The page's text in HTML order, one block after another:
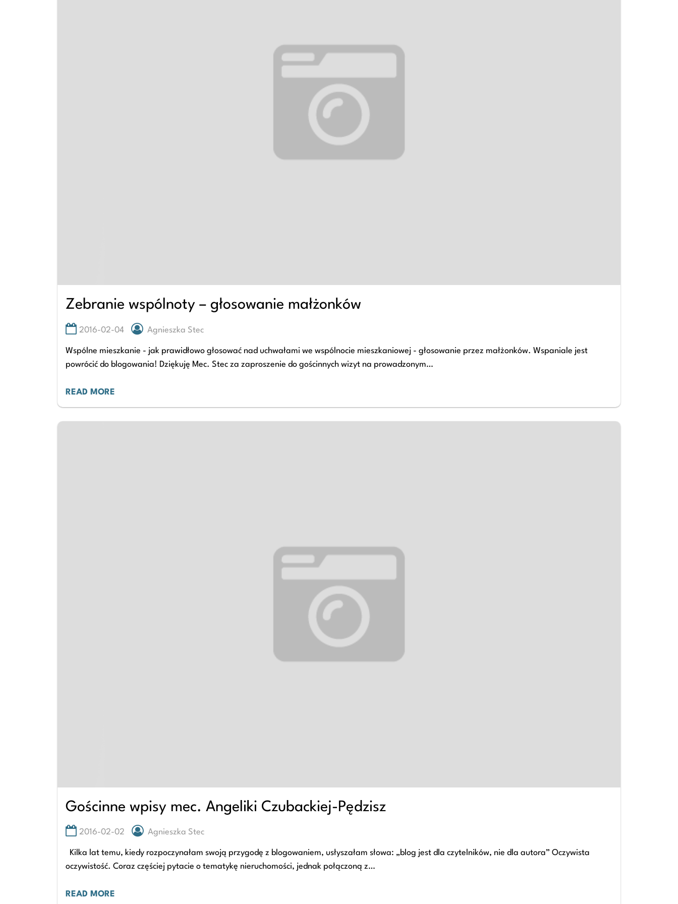
Zebranie wspólnoty – głosowanie małżonków
2016-02-04 Agnieszka Stec
Wspólne mieszkanie - jak prawidłowo głosować nad uchwałami we wspólnocie mieszkaniowej - głosowanie przez małżonków. Wspaniale jest
powrócić do blogowania! Dziękuję Mec. Stec za zaproszenie do gościnnych wizyt na prowadzonym…
READ MORE
Gościnne wpisy mec. Angeliki Czubackiej-Pędzisz
2016-02-02 Agnieszka Stec
Kilka lat temu, kiedy rozpoczynałam swoją przygodę z blogowaniem, usłyszałam słowa: „blog jest dla czytelników, nie dla autora” Oczywista
oczywistość. Coraz częściej pytacie o tematykę nieruchomości, jednak połączoną z…
READ MORE